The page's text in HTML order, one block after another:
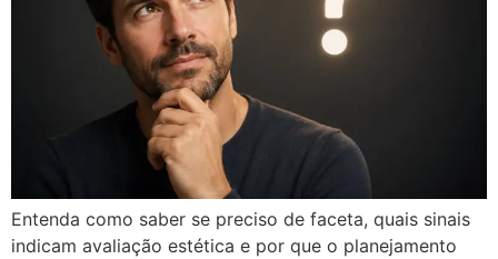
Entenda como saber se preciso de faceta, quais sinais
indicam avaliação estética e por que o planejamento